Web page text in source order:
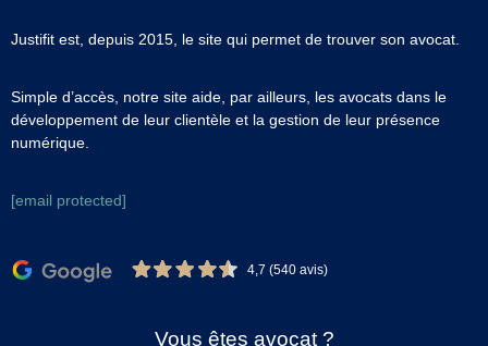
Justifit est, depuis 2015, le site qui permet de trouver son avocat.
Simple d’accès, notre site aide, par ailleurs, les avocats dans le
développement de leur clientèle et la gestion de leur présence
numérique.
[email protected]
4,7 (540 avis)
Vous êtes avocat ?